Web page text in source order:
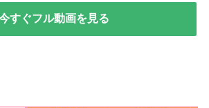
すぐフル動画を見る